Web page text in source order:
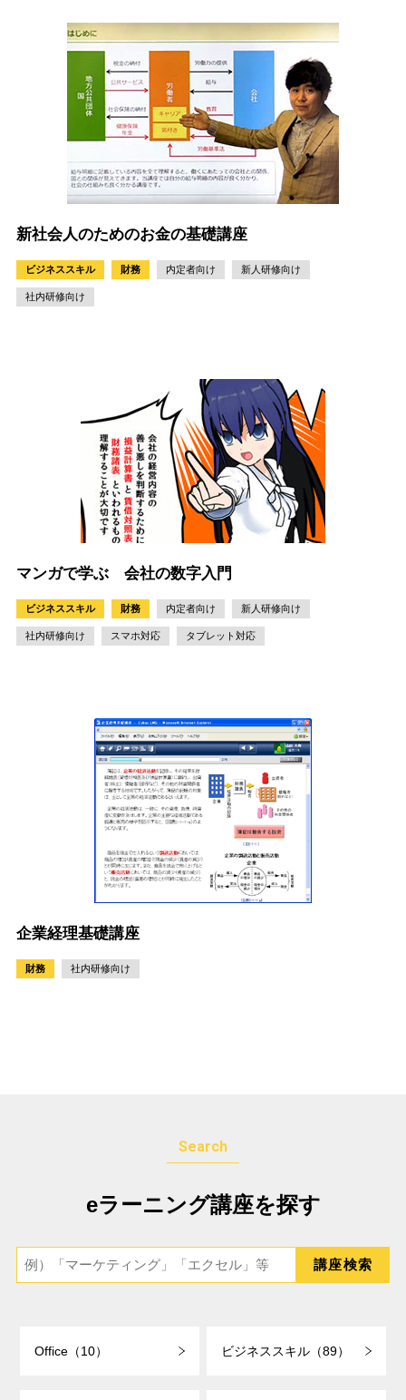
新社会人のためのお金の基礎講座
ビジネススキル 財務 内定者向け 新人研修向け
社内研修向け
マンガで学ぶ 会社の数字入門
ビジネススキル 財務 内定者向け 新人研修向け
社内研修向け スマホ対応 タブレット対応
企業経理基礎講座
財務 社内研修向け
Search
eラーニング講座を探す
Office（10） ビジネススキル（89）